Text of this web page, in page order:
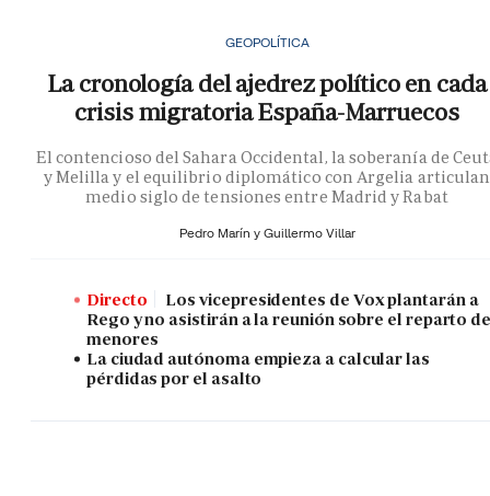
GEOPOLÍTICA
La cronología del ajedrez político en cada
crisis migratoria España-Marruecos
El contencioso del Sahara Occidental, la soberanía de
y Melilla y el equilibrio diplomático con Argelia articulan
medio siglo de tensiones entre Madrid y Rabat
Pedro Marín y Guillermo Villar
Directo
Los vicepresidentes de Vox plantarán a
Rego y no asistirán a la reunión sobre el reparto
menores
La ciudad autónoma empieza a calcular las
pérdidas por el asalto